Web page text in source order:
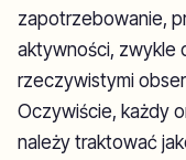
zapotrzebowanie,
aktywności, zwykle
rzeczywistymi
Oczywiście, każdy
należy traktować